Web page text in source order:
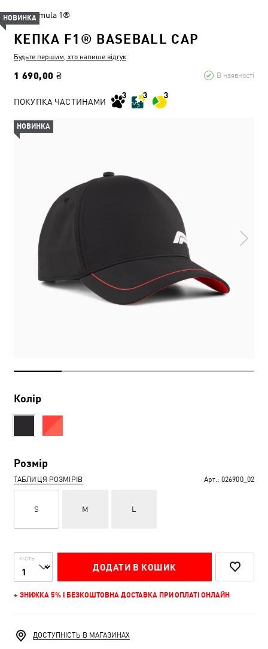
Formula 1®
КЕПКА F1® BASEBALL CAP
Будьте першим, хто напише відгук
1 690,00 ₴ В наявності
НОВИНКА
ПОКУПКА ЧАСТИНАМИ
Колір
Розмір
ТАБЛИЦЯ РОЗМІРІВ Арт.: 026900_02
S M L
К-СТЬ
ДОДАТИ В КОШИК
+ ЗНИЖКА 5% І БЕЗКОШТОВНА ДОСТАВКА ПРИ ОПЛАТІ ОНЛАЙН
НОВИНКА
ДОСТУПНІСТЬ В МАГАЗИНАХ